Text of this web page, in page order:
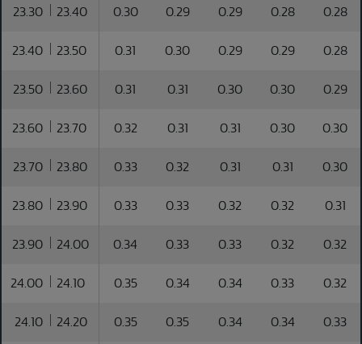
23.30 23.40 0.30 0.29 0.29 0.28 0.28
23.40 23.50 0.31 0.30 0.29 0.29 0.28
23.50 23.60 0.31 0.31 0.30 0.30 0.29
23.60 23.70 0.32 0.31 0.31 0.30 0.30
23.70 23.80 0.33 0.32 0.31 0.31 0.30
23.80 23.90 0.33 0.33 0.32 0.32 0.31
23.90 24.00 0.34 0.33 0.33 0.32 0.32
24.00 24.10 0.35 0.34 0.34 0.33 0.32
24.10 24.20 0.35 0.35 0.34 0.34 0.33